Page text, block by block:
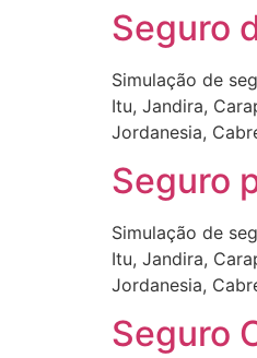
Seguro
Simulação de
Itu, Jandira,
Jordanesia,
Seguro
Simulação de
Itu, Jandira,
Jordanesia,
Seguro